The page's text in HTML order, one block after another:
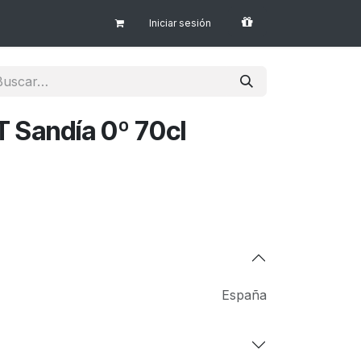
Iniciar sesión
Sandía 0º 70cl
España